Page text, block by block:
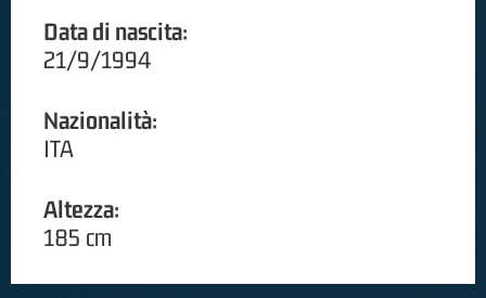
Data di nascita:
21/9/1994
Nazionalità:
ITA
Altezza:
185 cm